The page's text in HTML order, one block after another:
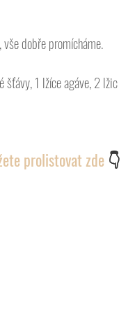
dobře promícháme.
1 lžíce agáve, 2 lžic
prolistovat zde 👇